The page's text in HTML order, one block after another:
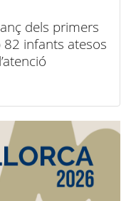
dels primers
82 infants atesos